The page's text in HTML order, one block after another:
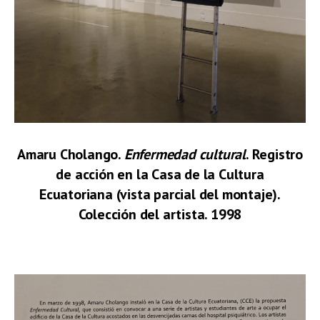
Amaru Cholango. Enfermedad cultural. Registro
de acción en la Casa de la Cultura
Ecuatoriana (vista parcial del montaje).
Colección del artista. 1998